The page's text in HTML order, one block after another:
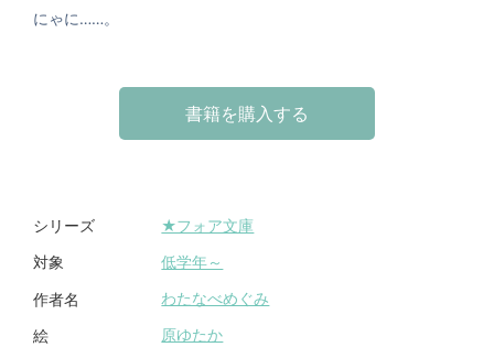
にゃに……。
書籍を購入する
シリーズ ★フォア文庫
対象 低学年～
作者名 わたなべめぐみ
絵 原ゆたか